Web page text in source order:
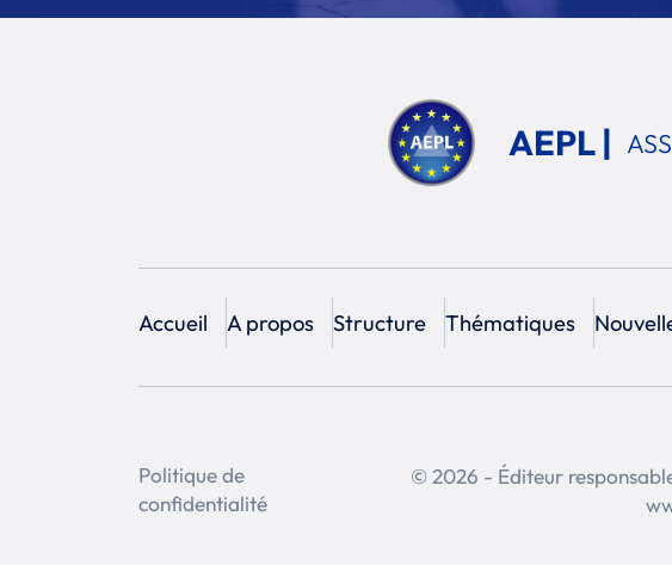
AEPL |
Accueil A propos Structure Thématiques
Politique de
confidentialité
© 2026 - Éditeur